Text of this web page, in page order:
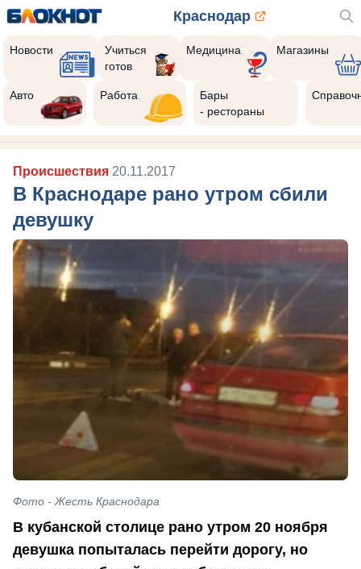
Краснодар
Новости
Учиться
готов
Медицина Магазины
Авто Работа
Бары
- рестораны
Происшествия 20.11.2017
В Краснодаре рано утром сбили
девушку
Фото - Жесть Краснодара
В кубанской столице рано утром 20 ноября
девушка попыталась перейти дорогу, но